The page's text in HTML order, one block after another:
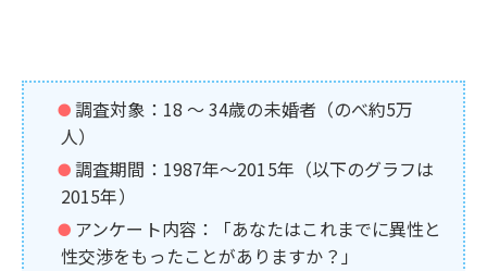
調査対象：18 ～ 34歳の未婚者（のべ約5万
人）
調査期間：1987年～2015年（以下のグラフは
2015年）
アンケート内容：「あなたはこれまでに異性と
性交渉をもったことがありますか？」